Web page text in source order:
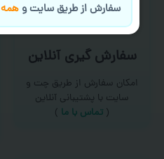
سفارش گیری آنلاین
امکان سفارش از طریق چت و
سایت با پشتیبانی آنلاین
( تماس با ما‌ )
سفارش از طریق سایت وهمه